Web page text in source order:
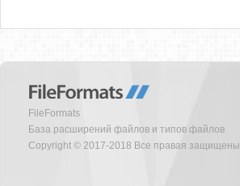
FileFormats
База расширений файлов и типов файлов
Copyright © 2017-2018 Все правая защищены